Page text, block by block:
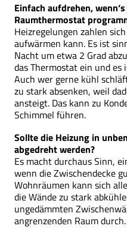
Einfach aufdrehen,
Raumthermostat
Heizregelungen zahlen
aufwärmen kann. Es ist
Nacht um etwa 2 Grad
das Thermostat ein und
Auch wer gerne kühl
zu stark absenken, weil
ansteigt. Das kann zu
Schimmel führen.
Sollte die Heizung in
abgedreht werden?
Es macht durchaus Sinn,
wenn die Zwischendecke
Wohnräumen kann sich
die Wände zu stark
ungedämmten
angrenzenden Raum durch.